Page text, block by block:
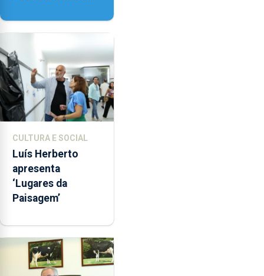
Senhora da
CULTURA E SOCIAL
Luís Herberto
apresenta
‘Lugares da
Paisagem’